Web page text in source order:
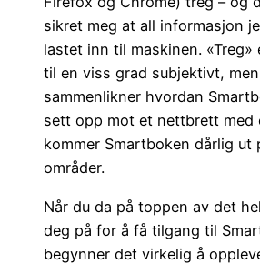
sikret meg at all informasjon
lastet inn til maskinen. «Treg»
til en viss grad subjektivt,
sammenlikner hvordan
sett opp mot et nettbrett med
kommer Smartboken dårlig ut
områder.
Når du da på toppen av det
deg på for å få tilgang til
begynner det virkelig å